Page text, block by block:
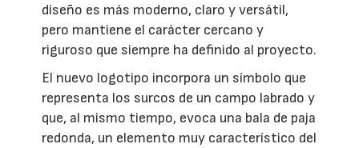
diseño es más moderno, claro y versátil,
pero mantiene el carácter cercano y
riguroso que siempre ha definido al proyecto.
El nuevo logotipo incorpora un símbolo que
representa los surcos de un campo labrado y
que, al mismo tiempo, evoca una bala de paja
redonda, un elemento muy característico del